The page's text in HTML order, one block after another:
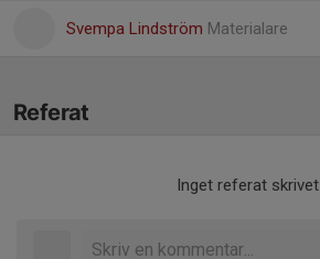
Svempa Lindström Materialare
Referat
Inget referat skrivet